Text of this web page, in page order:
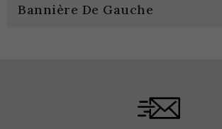
Bannière De Gauche